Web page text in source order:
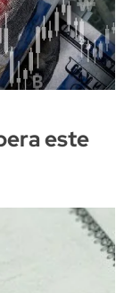
este